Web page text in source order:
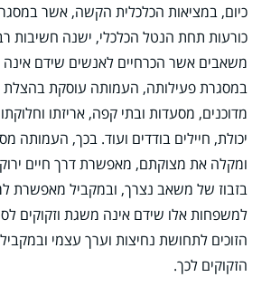
כיום, במציאות הכלכלית הקשה, אשר
כורעות תחת הנטל הכלכלי, ישנה חשיבות
משאבים אשר הכרחיים לאנשים שידם
במסגרת פעילותה, העמותה עוסקת בהצלת
מדוכנים, מסעדות ובתי קפה, אריזתו
יכולת, חיילים בודדים ועוד. בכך, העמותה
ומקלה את מצוקתם, מאפשרת דרך חיים
בזבוז של משאב נצרך, ובמקביל מאפשרת
למשפחות אלו שידם אינה משגת וזקוקים
הזוכים לתחושת נחיצות וערך עצמי
הזקוקים לכך.